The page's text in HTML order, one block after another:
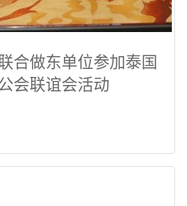
合做东单位参加泰国
会联谊会活动